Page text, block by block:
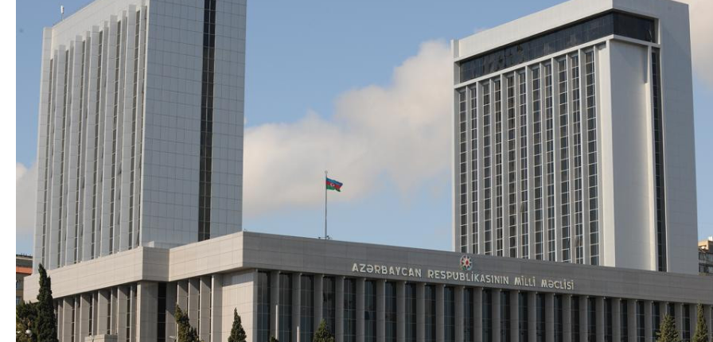
Geosiyasi
İqtisadi
Sosioloji
Araşdırma
Multimedia
Video
İnfoqrafika
Podcast
Humanitar
Elm və təhsil
Mədəniyyət
Diaspor
Yüksəliş hekayəsi
Mədəniyyətimizin Zəfəri
Zəfər Diasporu
Səhiyyə
Ailə və uşaq
çağırılıb, yenisi təyin olunub